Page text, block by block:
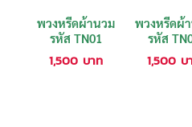
พวงหรีดผ้านวม
รหัส TN01
1,500 บาท
พวงหรีดผ้
รหัส
1,500 บ